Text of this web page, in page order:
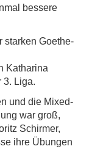
bessere
starken Goethe-
Katharina
3. Liga.
und die Mixed-
war groß,
Schirmer,
ihre Übungen